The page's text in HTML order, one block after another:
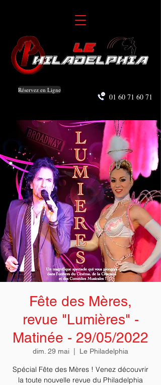
Réservez en Ligne
01 60 71 60 71
Fête des Mères,
revue "Lumières" -
Matinée - 29/05/2022
dim. 29 mai Le Philadelphia
Spécial Fête des Mères ! Venez découvrir
la toute nouvelle revue du Philadelphia